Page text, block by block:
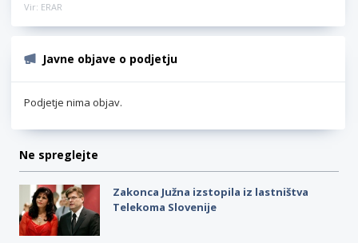
Vir: ERAR
Javne objave o podjetju
Podjetje nima objav.
Ne spreglejte
Zakonca Južna izstopila iz lastništva
Telekoma Slovenije